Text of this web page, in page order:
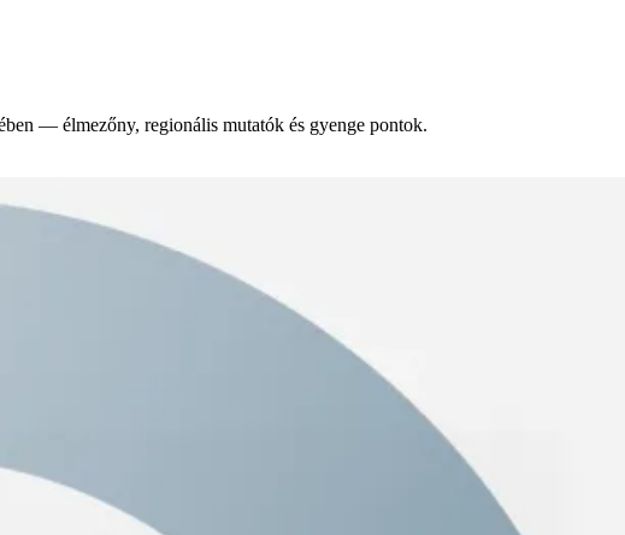
— élmezőny, regionális mutatók és gyenge pontok.